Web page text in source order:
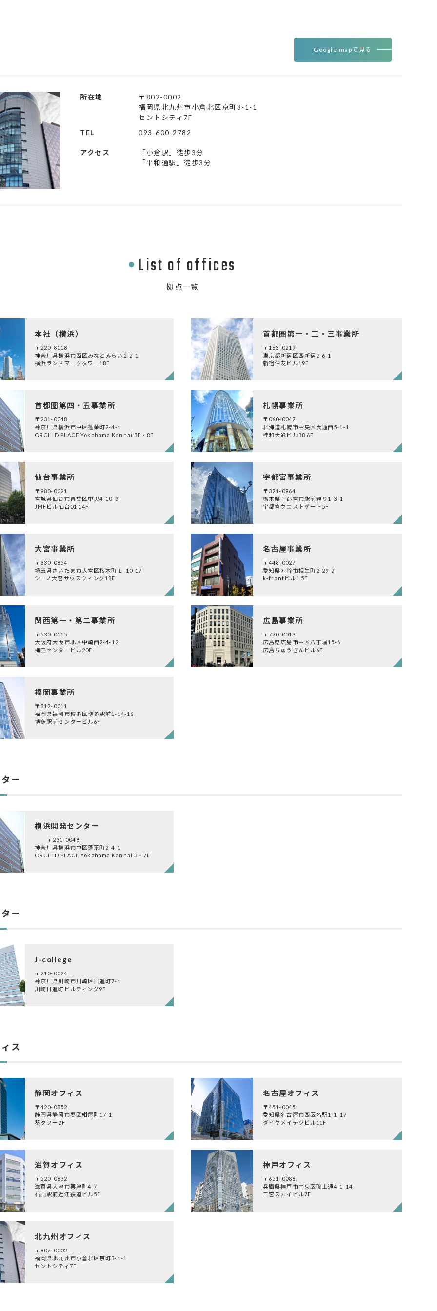
Google mapで見る
所在地
〒802-0002
福岡県北九州市小倉北区京町3-1-1
セントシティ7F
TEL
093-600-2782
アクセス
「小倉駅」徒歩3分
「平和通駅」徒歩3分
List of offices
拠点一覧
本社 （横浜）
〒220-8118
神奈川県横浜市西区みなとみらい2-2-1
横浜ランドマークタワー18F
首都圏第一・二・三事業所
〒163-0219
東京都新宿区西新宿2-6-1
新宿住友ビル19F
首都圏第四・五事業所
〒231-0048
神奈川県横浜市中区蓬莱町2-4-1
ORCHID PLACE Yokohama Kannai 3F・8F
札幌事業所
〒060-0042
北海道札幌市中央区大通西5-1-1
桂和大通ビル38 6F
仙台事業所
〒980-0021
宮城県仙台市青葉区中央4-10-3
JMFビル仙台01 14F
宇都宮事業所
〒321-0964
栃木県宇都宮市駅前通り1-3-1
宇都宮ウエストゲート5F
大宮事業所
〒330-0854
埼玉県さいたま市大宮区桜木町１-10-17
シーノ大宮サウスウィング18F
名古屋事業所
〒448-0027
愛知県刈谷市相生町2-29-2
k-frontビル1 5F
関西第一・第二事業所
〒530-0015
大阪府大阪市北区中崎西2-4-12
梅田センタービル20F
広島事業所
〒730-0013
広島県広島市中区八丁堀15-6
広島ちゅうぎんビル6F
福岡事業所
〒812-0011
福岡県福岡市博多区博多駅前1-14-16
博多駅前センタービル6F
ー
横浜開発センター
〒231-0048
神奈川県横浜市中区蓬莱町2-4-1
ORCHID PLACE Yokohama Kannai 3・7F
ー
J-college
〒210-0024
神奈川県川崎市川崎区日進町7-1
川崎日進町ビルディング9F
ス
静岡オフィス
〒420-0852
静岡県静岡市葵区紺屋町17-1
葵タワー2F
名古屋オフィス
〒451-0045
愛知県名古屋市西区名駅1-1-17
ダイヤメイテツビル11F
滋賀オフィス
〒520-0832
滋賀県大津市粟津町4-7
石山駅前近江鉄道ビル5F
神戸オフィス
〒651-0086
兵庫県神戸市中央区磯上通4-1-14
三宮スカイビル7F
北九州オフィス
〒802-0002
福岡県北九州市小倉北区京町3-1-1
セントシティ7F